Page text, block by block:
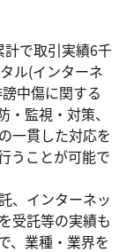
で取引実績6千
ル(インターネ
中傷に関する
監視・対策、
一貫した対応を
うことが可能で
、インターネッ
受託等の実績も
、業種・業界を